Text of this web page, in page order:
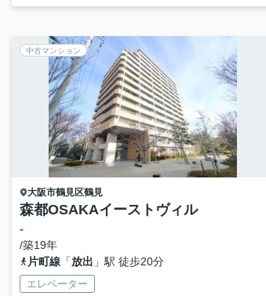
中古マンション
大阪市鶴見区鶴見
森都OSAKAイーストヴィル
-
/築19年
片町線「放出 」駅 徒歩20分
エレベーター